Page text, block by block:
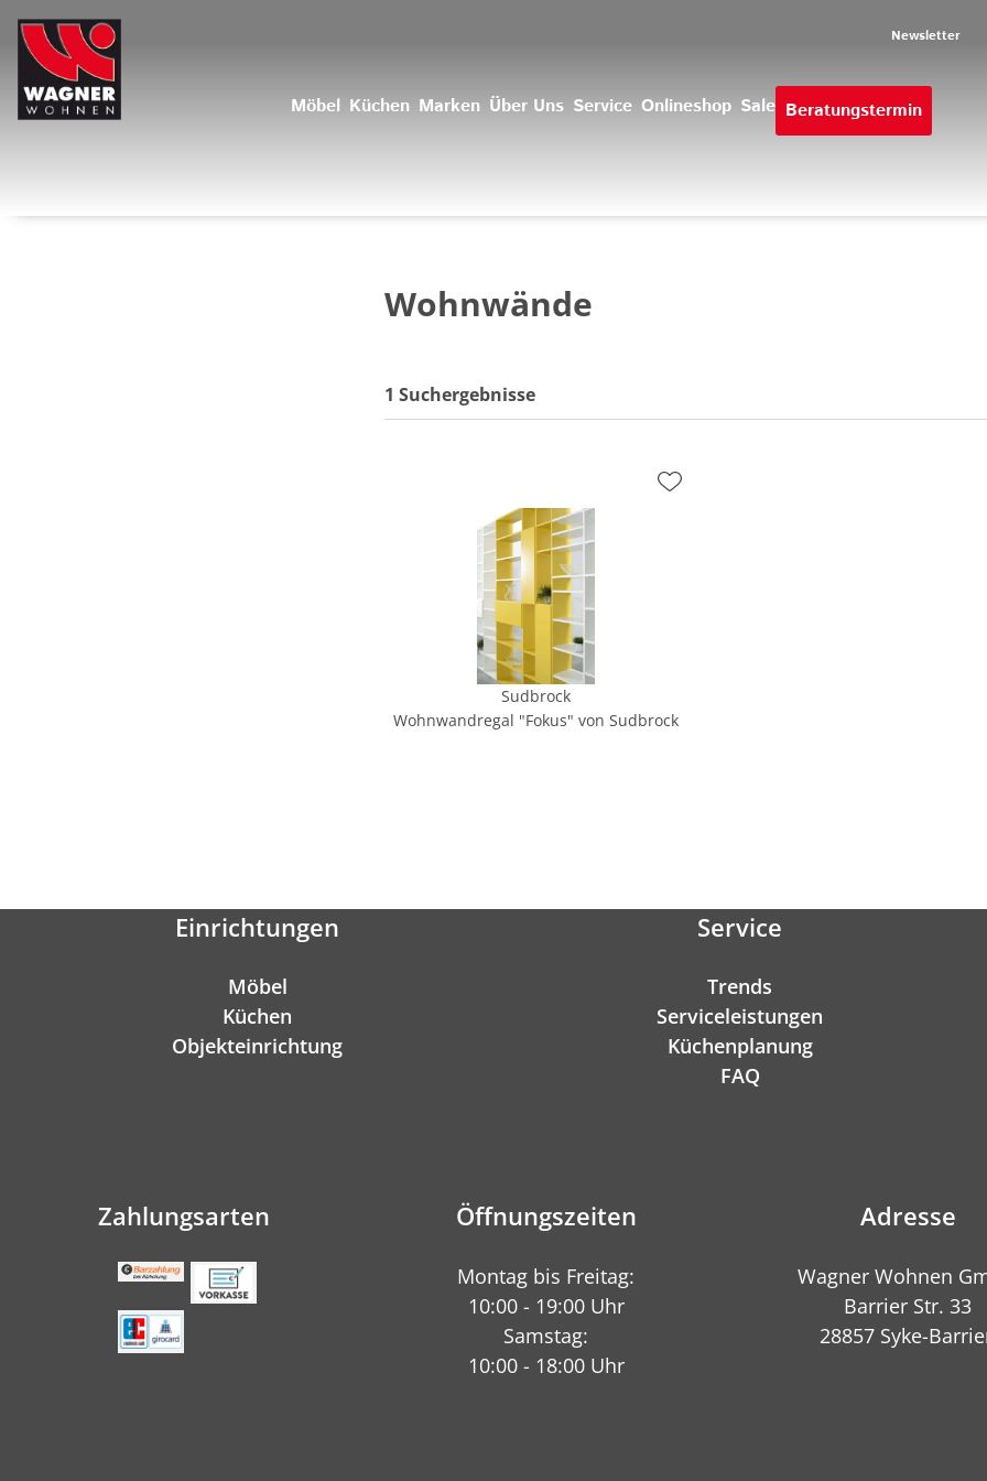
Newsletter
Möbel Küchen Marken Über Uns Service Onlineshop Sale Beratungstermin
Wohnwände
1 Suchergebnisse
Sudbrock
Wohnwandregal "Fokus" von Sudbrock
Einrichtungen
Möbel
Küchen
Objekteinrichtung
Service
Trends
Serviceleistungen
Küchenplanung
FAQ
Zahlungsarten Öffnungszeiten
Montag bis Freitag:
10:00 - 19:00 Uhr
Samstag:
10:00 - 18:00 Uhr
Adresse
Wagner Wohnen
Barrier Str. 33
28857 Syke-